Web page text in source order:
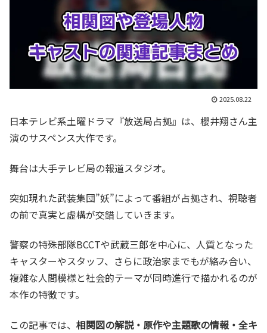
2025.08.22
日本テレビ系土曜ドラマ『放送局占拠』は、櫻井翔さん主
演のサスペンス大作です。
舞台は大手テレビ局の報道スタジオ。
突如現れた武装集団”妖”によって番組が占拠され、視聴者
の前で真実と虚構が交錯していきます。
警察の特殊部隊BCCTや武蔵三郎を中心に、人質となった
キャスターやスタッフ、さらに政治家までもが絡み合い、
複雑な人間模様と社会的テーマが同時進行で描かれるのが
本作の特徴です。
この記事では、 相関図の解説・原作や主題歌の情報・全キ